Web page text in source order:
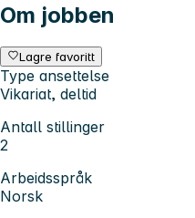
Om jobben
Lagre favoritt
Type ansettelse
Vikariat, deltid
Antall stillinger
2
Arbeidsspråk
Norsk